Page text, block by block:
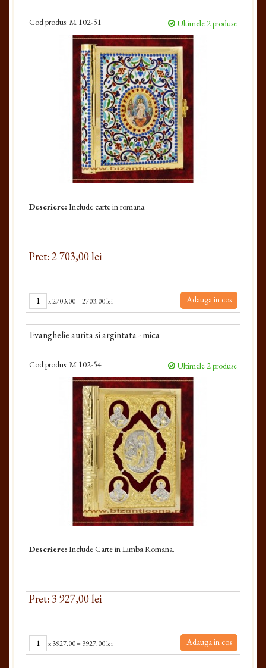
Cod produs: M 102-51 Ultimele 2 produse
Descriere: Include carte in romana.
Pret: 2 703,00 lei
x2703.00=2703.00 lei Adauga in cos
Evanghelie aurita si argintata - mica
Cod produs: M 102-54 Ultimele 2 produse
Descriere: Include Carte in Limba Romana.
Pret: 3 927,00 lei
x3927.00= 3927.00 lei Adauga in cos